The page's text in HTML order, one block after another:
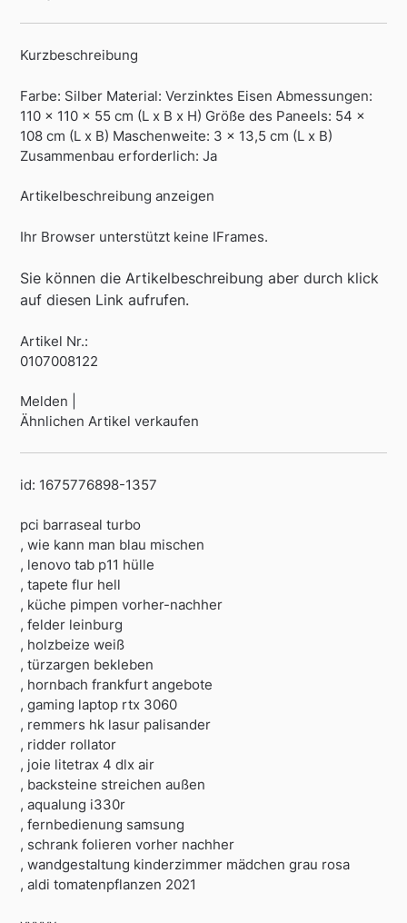
Kurzbeschreibung
Farbe: Silber Material: Verzinktes Eisen Abmessungen:
110 x 110 x 55 cm (L x B x H) Größe des Paneels: 54 x
108 cm (L x B) Maschenweite: 3 x 13,5 cm (L x B)
Zusammenbau erforderlich: Ja
Artikelbeschreibung anzeigen
Ihr Browser unterstützt keine IFrames.
Sie können die Artikelbeschreibung aber durch klick
auf diesen Link aufrufen.
Artikel Nr.:
0107008122
Melden |
Ähnlichen Artikel verkaufen
id: 1675776898-1357
pci barraseal turbo
, wie kann man blau mischen
, lenovo tab p11 hülle
, tapete flur hell
, küche pimpen vorher-nachher
, felder leinburg
, holzbeize weiß
, türzargen bekleben
, hornbach frankfurt angebote
, gaming laptop rtx 3060
, remmers hk lasur palisander
, ridder rollator
, joie litetrax 4 dlx air
, backsteine streichen außen
, aqualung i330r
, fernbedienung samsung
, schrank folieren vorher nachher
, wandgestaltung kinderzimmer mädchen grau rosa
, aldi tomatenpflanzen 2021